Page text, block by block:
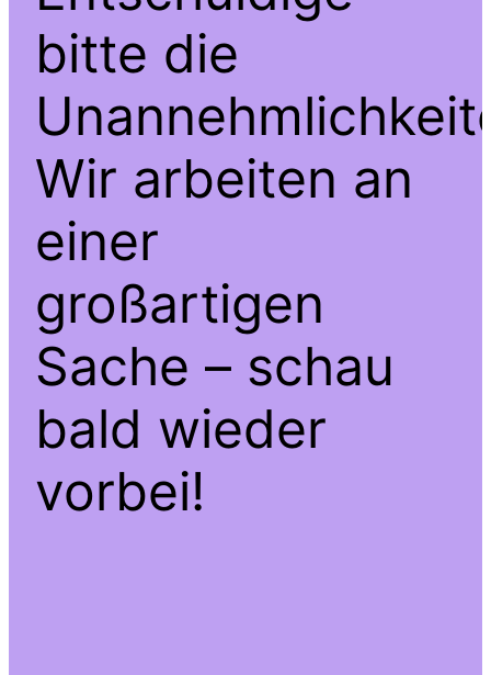
bitte die
Wir arbeiten an
einer
großartigen
Sache – schau
bald wieder
vorbei!